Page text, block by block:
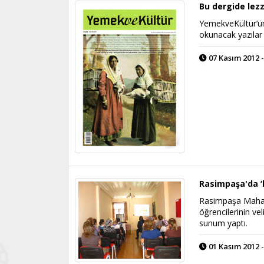
Bu dergide
okunacak
07 Kasım 2012
Rasimpaşa'da
Rasimpaşa
öğrencilerinin
sunum yaptı.
01 Kasım 2012